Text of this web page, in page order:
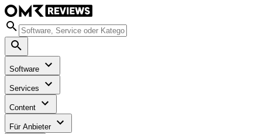
Software
Services
Content
Für Anbieter